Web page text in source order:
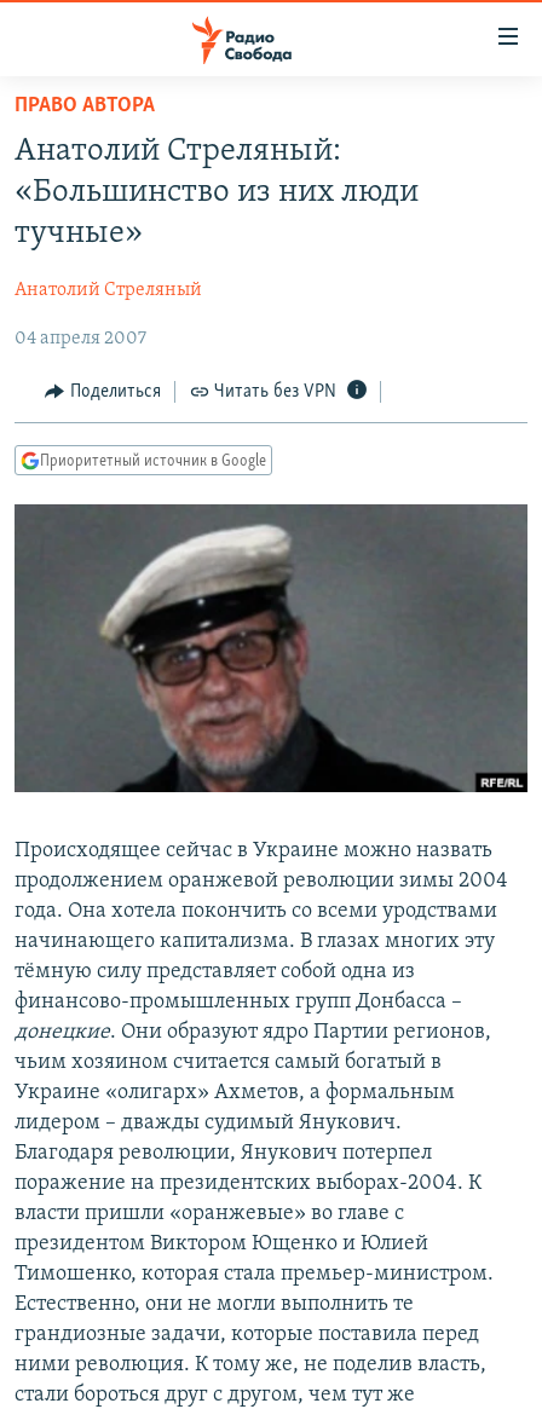
упрощенного
доступа
Вернуться
основному
Вернутся
навигации
Вернутся
поиску
МНЕНИЯ
КУЛЬТУРА
IDEL.РЕАЛИИ
СЕВЕР.РЕАЛИИ
РАСПИСАНИЕ ВЕЩАНИЯ
ПОДПИШИТЕСЬ НА РАССЫЛКУ
СОЦИАЛЬНЫЕ СЕТИ
Все сайты РСЕ/РС
ПРАВО АВТОРА
Анатолий Стреляный:
«Большинство из них люди
тучные»
Анатолий Стреляный
04 апреля 2007
Поделиться Читать без VPN
Приоритетный источник в Google
Происходящее сейчас в Украине можно назвать
продолжением оранжевой революции зимы 2004
года. Она хотела покончить со всеми уродствами
начинающего капитализма. В глазах многих эту
тёмную силу представляет собой одна из
финансово-промышленных групп Донбасса –
донецкие. Они образуют ядро Партии регионов,
чьим хозяином считается самый богатый в
Украине «олигарх» Ахметов, а формальным
лидером – дважды судимый Янукович.
Благодаря революции, Янукович потерпел
поражение на президентских выборах-2004. К
власти пришли «оранжевые» во главе с
президентом Виктором Ющенко и Юлией
Тимошенко, которая стала премьер-министром.
Естественно, они не могли выполнить те
грандиозные задачи, которые поставила перед
ними революция. К тому же, не поделив власть,
стали бороться друг с другом, чем тут же